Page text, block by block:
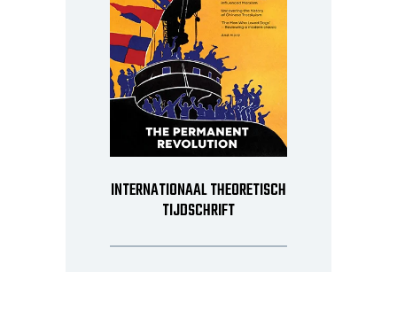
INTERNATIONAAL THEORETISCH
TIJDSCHRIFT